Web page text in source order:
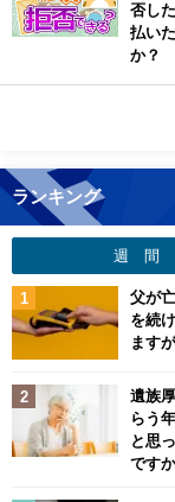
否し
払い
か？
ランキング
週 間
父が
を続
ます
遺族
らう
と思
です